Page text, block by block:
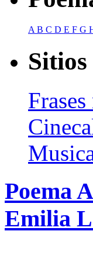
A B C D E F G
Poema
Emilia